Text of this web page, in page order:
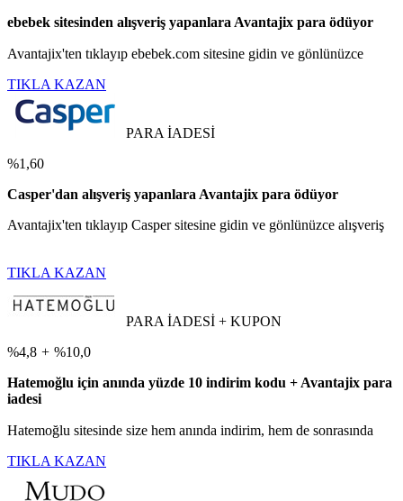
ebebek sitesinden alışveriş yapanlara Avantajix para ödüyor
Avantajix'ten tıklayıp ebebek.com sitesine gidin ve gönlünüzce
TIKLA KAZAN
PARA İADESİ
%1,60
Casper'dan alışveriş yapanlara Avantajix para ödüyor
Avantajix'ten tıklayıp Casper sitesine gidin ve gönlünüzce alışveriş
TIKLA KAZAN
PARA İADESİ + KUPON
%4,8 + %10,0
Hatemoğlu için anında yüzde 10 indirim kodu + Avantajix para
iadesi
Hatemoğlu sitesinde size hem anında indirim, hem de sonrasında
TIKLA KAZAN